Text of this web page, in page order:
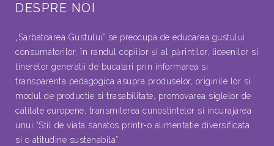
DESPRE NOI
„Sarbatoarea Gustului” se preocupa de educarea gustului
consumatorilor, în randul copiilor şi al părintilor, liceenilor si
tinerelor generatii de bucatari prin informarea si
transparenta pedagogica asupra produselor, originile lor si
modul de productie si trasabilitate, promovarea siglelor de
calitate europene, transmiterea cunostintelor si incurajarea
unui “Stil de viata sanatos printr-o alimentatie diversificata
si o atitudine sustenabila”.